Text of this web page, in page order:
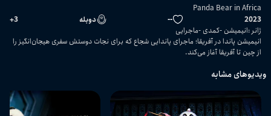
Panda Bear in Africa
2023
-- دوبله 3
+
ژانر :انیمیشن کمدی ماجرایی
انیمیشن پاندا در آفریقا؛ ماجرای پاندایی شجاع که برای نجات دوستش سفری هیجان‌انگیز را
از چین تا آفریقا آغاز می‌کند.
ویدیوهای مشابه